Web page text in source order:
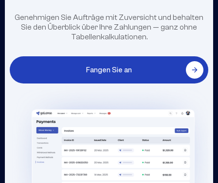
Genehmigen Sie Aufträge mit Zuversicht und behalten
Sie den Überblick über Ihre Zahlungen — ganz ohne
Tabellenkalkulationen.
Fangen Sie an